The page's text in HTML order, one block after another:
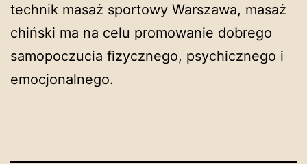
technik masaż sportowy Warszawa, masaż
chiński ma na celu promowanie dobrego
samopoczucia fizycznego, psychicznego i
emocjonalnego.